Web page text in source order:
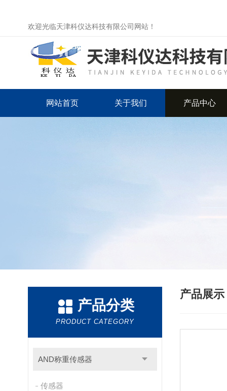
欢迎光临天津科仪达科技有限公司网站！
网站首页 关于我们 产品中心
产品分类
PRODUCT CATEGORY
AND称重传感器
传感器
产品展示